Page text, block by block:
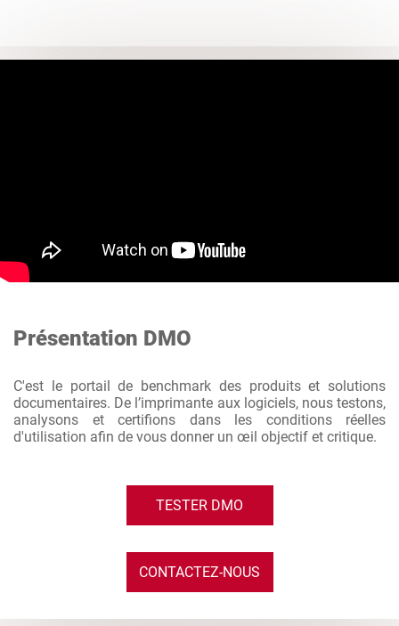
Présentation DMO
C'est le portail de benchmark des produits et solutions
documentaires. De l’imprimante aux logiciels, nous testons,
analysons et certifions dans les conditions réelles
d'utilisation afin de vous donner un œil objectif et critique.
TESTER DMO
CONTACTEZ-NOUS